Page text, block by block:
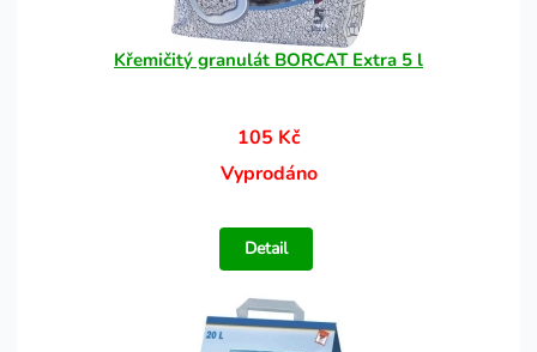
Křemičitý granulát BORCAT Extra 5 l
105 Kč
Vyprodáno
Detail